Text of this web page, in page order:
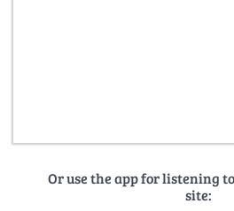
Or use the app for listening
site: